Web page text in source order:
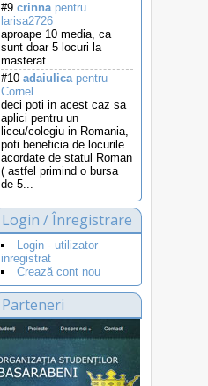
#9 crinnapentru
larisa2726
aproape 10 media, ca
sunt doar 5 locuri la
masterat...
#10 adaiulicapentru
Cornel
deci poti in acest caz sa
aplici pentru un
liceu/colegiu in Romania,
poti beneficia de locurile
acordate de statul Roman
( astfel primind o bursa
de 5...
Login / Înregistrare
Login - utilizator
inregistrat
Crează cont nou
Parteneri